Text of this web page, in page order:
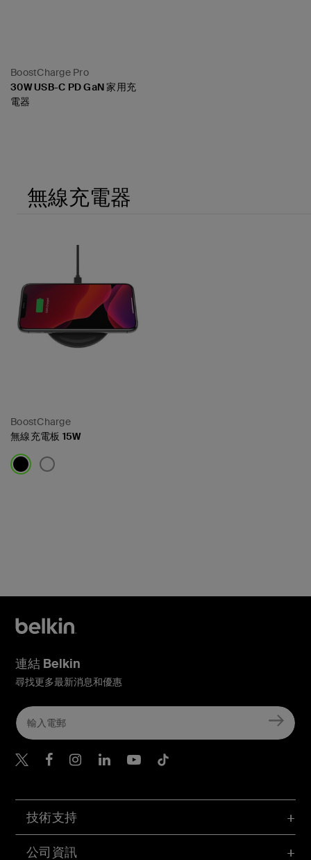
BoostCharge Pro
30W USB-C PD GaN 家用充
電器
無線充電器
BoostCharge
無線充電板 15W
技術支持
公司資訊
連結 Belkin
尋找更多最新消息和優惠
Belkin Twitter
Belkin Hong Kong
Belkin Instagram
Belkin Hong Kong
Belkin Youtube
Belkin TikTok